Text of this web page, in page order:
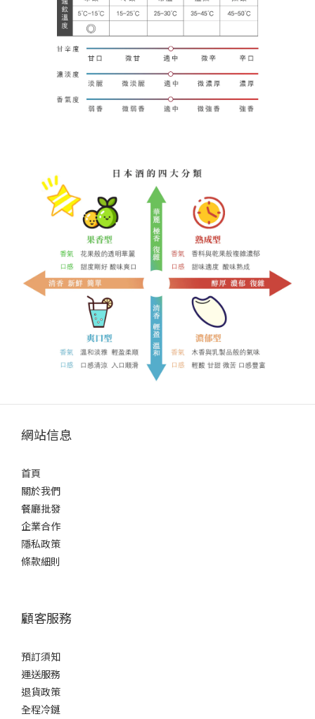
網站信息
首頁
關於我們
餐廳批發
企業合作
隱私政策
條款細則
顧客服務
預訂須知
運送服務
退貨政策
全程冷鏈